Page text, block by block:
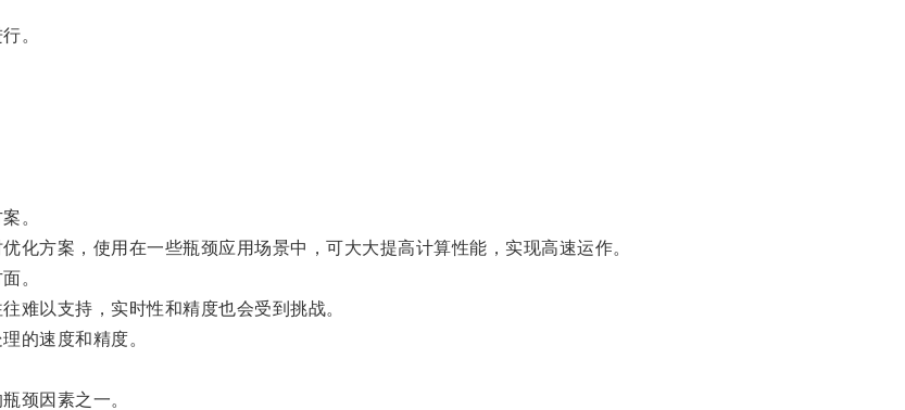
。
。
方案，使用在一些瓶颈应用场景中，可大大提高计算性能，实现高速运作。
。
以支持，实时性和精度也会受到挑战。
的速度和精度。
颈因素之一。